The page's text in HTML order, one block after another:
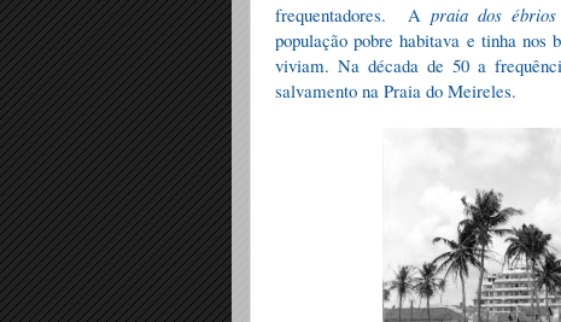
frequentadores.
A praia dos ébrios
população pobre habitava e tinha nos
viviam. Na década de 50 a
salvamento na Praia do Meireles.